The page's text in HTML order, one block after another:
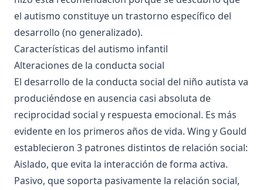
el autismo constituye un trastorno específico del
desarrollo (no generalizado).
Características del autismo infantil
Alteraciones de la conducta social
El desarrollo de la conducta social del niño autista va
produciéndose en ausencia casi absoluta de
reciprocidad social y respuesta emocional. Es más
evidente en los primeros años de vida. Wing y Gould
establecieron 3 patrones distintos de relación social:
Aislado, que evita la interacción de forma activa.
Pasivo, que soporta pasivamente la relación social,